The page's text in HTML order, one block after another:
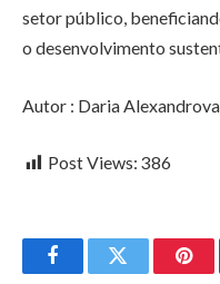
setor público,
o desenvolvimento
Autor : Daria Alexandrova
Post Views: 386
FacebookTwitter